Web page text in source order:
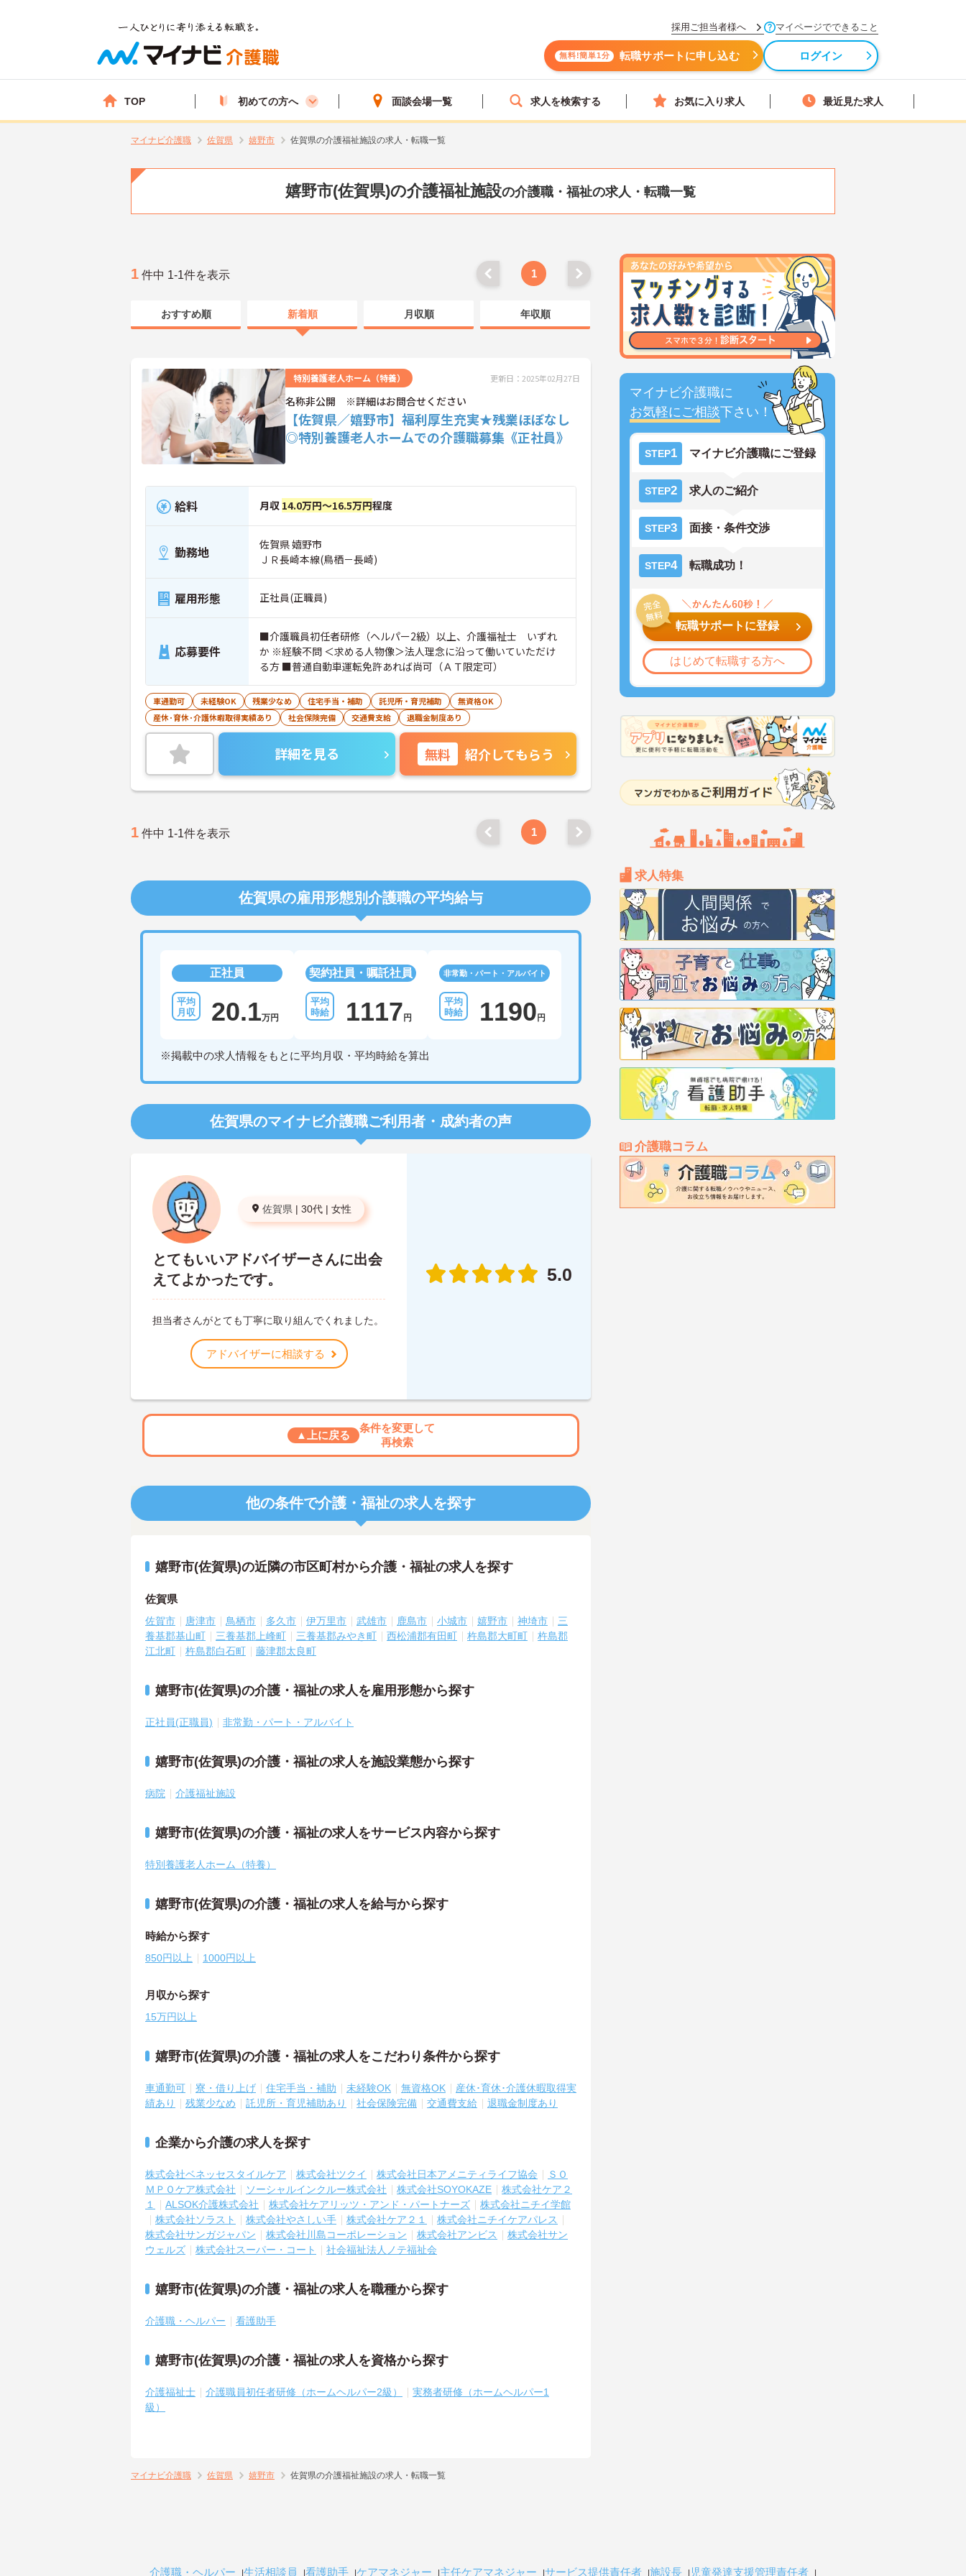
採用ご担当者様へ マイページでできること
無料!簡単1分 転職サポートに申し込む ログイン
TOP 初めての方へ 面談会場一覧 求人を検索する お気に入り求人 最近見た求人
マイナビ介護職 佐賀県 嬉野市 佐賀県の介護福祉施設の求人・転職一覧
嬉野市(佐賀県)の介護福祉施設の介護職・福祉の求人・転職一覧
マイナビ介護職に
お気軽にご相談下さい！
STEP1 マイナビ介護職にご登録
STEP2 求人のご紹介
STEP3 面接・条件交渉
STEP4 転職成功！
転職サポートに登録
はじめて転職する方へ
求人特集
介護職コラム
1 件中 1-1件を表示 1
おすすめ順 新着順 月収順 年収順
特別養護老人ホーム（特養） 更新日：2025年02月27日
名称非公開 ※詳細はお問合せください
【佐賀県／嬉野市】福利厚生充実★残業ほぼなし
◎特別養護老人ホームでの介護職募集《正社員》
給料 月収 14.0万円～16.5万円程度
勤務地
佐賀県 嬉野市
ＪＲ長崎本線(鳥栖－長崎)
雇用形態 正社員(正職員)
応募要件
■介護職員初任者研修（ヘルパー2級）以上、介護福祉士 いずれ
か ※経験不問 ＜求める人物像＞法人理念に沿って働いていただけ
る方 ■普通自動車運転免許あれば尚可（ＡＴ限定可）
車通勤可 未経験OK 残業少なめ 住宅手当・補助 託児所・育児補助
無資格OK
産休･育休･介護休暇取得実績あり
社会保険完備 交通費支給 退職金制度あり
詳細を見る 無料 紹介してもらう
1 件中 1-1件を表示 1
佐賀県の雇用形態別介護職の平均給与
正社員
20.1万円
契約社員・嘱託社員
1117 円
非常勤・パート・アルバイト
1190 円
※掲載中の求人情報をもとに平均月収・平均時給を算出
佐賀県のマイナビ介護職ご利用者・成約者の声
佐賀県 | 30代 | 女性
とてもいいアドバイザーさんに出会
えてよかったです。
担当者さんがとても丁寧に取り組んでくれました。
アドバイザーに相談する
5.0
▲上に戻る
条件を変更して
再検索
他の条件で介護・福祉の求人を探す
嬉野市(佐賀県)の近隣の市区町村から介護・福祉の求人を探す
佐賀県
佐賀市 唐津市 鳥栖市 多久市 伊万里市 武雄市 鹿島市 小城市 嬉野市 神埼市
三
養基郡基山町
三養基郡上峰町 三養基郡みやき町 西松浦郡有田町 杵島郡大町町
杵島郡
江北町
杵島郡白石町 藤津郡太良町
嬉野市(佐賀県)の介護・福祉の求人を雇用形態から探す
正社員(正職員) 非常勤・パート・アルバイト
嬉野市(佐賀県)の介護・福祉の求人を施設業態から探す
病院 介護福祉施設
嬉野市(佐賀県)の介護・福祉の求人をサービス内容から探す
特別養護老人ホーム（特養）
嬉野市(佐賀県)の介護・福祉の求人を給与から探す
時給から探す
850円以上 1000円以上
月収から探す
15万円以上
嬉野市(佐賀県)の介護・福祉の求人をこだわり条件から探す
車通勤可 寮・借り上げ 住宅手当・補助 未経験OK 無資格OK
産休･育休･介護休暇取得実
績あり
残業少なめ 託児所・育児補助あり 社会保険完備 交通費支給 退職金制度あり
企業から介護の求人を探す
株式会社ベネッセスタイルケア 株式会社ツクイ 株式会社日本アメニティライフ協会
ＳＯ
ＭＰＯケア株式会社
ソーシャルインクルー株式会社 株式会社SOYOKAZE
株式会社ケア２
１
ALSOK介護株式会社 株式会社ケアリッツ・アンド・パートナーズ
株式会社ニチイ学館
株式会社ソラスト
株式会社やさしい手 株式会社ケア２１
株式会社ニチイケアパレス
株式会社サンガジャパン
株式会社川島コーポレーション 株式会社アンビス
株式会社サン
ウェルズ
株式会社スーパー・コート 社会福祉法人ノテ福祉会
嬉野市(佐賀県)の介護・福祉の求人を職種から探す
介護職・ヘルパー 看護助手
嬉野市(佐賀県)の介護・福祉の求人を資格から探す
介護福祉士 介護職員初任者研修（ホームヘルパー2級）
実務者研修（ホームヘルパー1
級）
マイナビ介護職 佐賀県 嬉野市 佐賀県の介護福祉施設の求人・転職一覧
介護職・ヘルパー 生活相談員 看護助手 ケアマネジャー 主任ケアマネジャー サービス提供責任者 施設長 児童発達支援管理責任者